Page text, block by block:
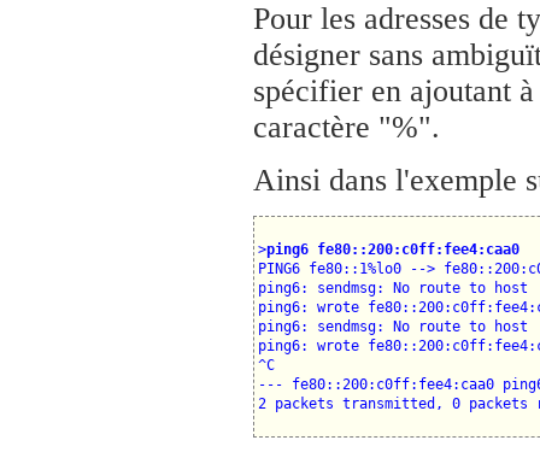
Pour les adresses de
désigner sans
spécifier en ajoutant
caractère "%".
Ainsi dans l'exemple
>ping6 fe80::200:c0ff:fee4:caa0
PING6 fe80::1%lo0 -->
ping6: sendmsg: No route to host
ping6: wrote
ping6: sendmsg: No route to host
ping6: wrote
^C
--- fe80::200:c0ff:fee4:caa0